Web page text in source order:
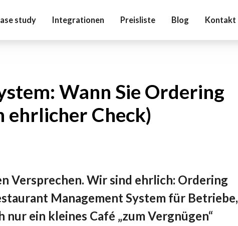
study Integrationen Preisliste Blog Kontakt
Wann Sie Ordering
ehrlicher Check)
Versprechen. Wir sind ehrlich: Ordering
Management System für Betriebe,
ein kleines Café „zum Vergnügen“